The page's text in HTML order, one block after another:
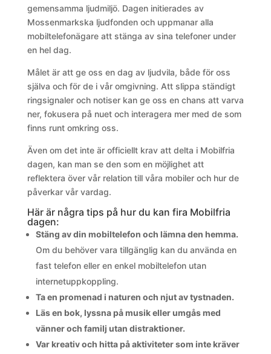
gemensamma ljudmiljö. Dagen initierades av
Mossenmarkska ljudfonden och uppmanar alla
mobiltelefonägare att stänga av sina telefoner under
en hel dag.
Målet är att ge oss en dag av ljudvila, både för oss
själva och för de i vår omgivning. Att slippa ständigt
ringsignaler och notiser kan ge oss en chans att varva
ner, fokusera på nuet och interagera mer med de som
finns runt omkring oss.
Även om det inte är officiellt krav att delta i Mobilfria
dagen, kan man se den som en möjlighet att
reflektera över vår relation till våra mobiler och hur de
påverkar vår vardag.
Här är några tips på hur du kan fira Mobilfria
dagen:
Stäng av din mobiltelefon och lämna den hemma.
Om du behöver vara tillgänglig kan du använda en
fast telefon eller en enkel mobiltelefon utan
internetuppkoppling.
Ta en promenad i naturen och njut av tystnaden.
Läs en bok, lyssna på musik eller umgås med
vänner och familj utan distraktioner.
Var kreativ och hitta på aktiviteter som inte kräver